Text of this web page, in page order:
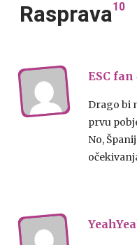
Rasprava10
ESC fan
Drago bi
prvu
No,